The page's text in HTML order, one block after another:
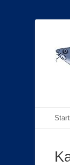
Die
Inhalt